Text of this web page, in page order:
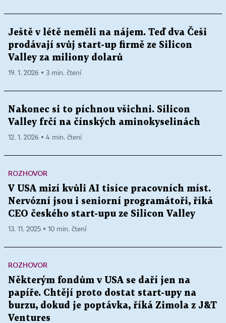
Ještě v létě neměli na nájem. Teď dva Češi
prodávají svůj start-up firmě ze Silicon
Valley za miliony dolarů
19. 1. 2026 ▪ 3 min. čtení
Nakonec si to píchnou všichni. Silicon
Valley frčí na čínských aminokyselinách
12. 1. 2026 ▪ 4 min. čtení
ROZHOVOR
V USA mizí kvůli AI tisíce pracovních míst.
Nervózní jsou i seniorní programátoři, říká
CEO českého start-upu ze Silicon Valley
13. 11. 2025 ▪ 10 min. čtení
ROZHOVOR
Některým fondům v USA se daří jen na
papíře. Chtějí proto dostat start-upy na
burzu, dokud je poptávka, říká Zimola z J&T
Ventures